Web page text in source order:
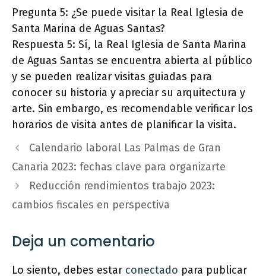
Pregunta 5: ¿Se puede visitar la Real Iglesia de
Santa Marina de Aguas Santas?
Respuesta 5: Sí, la Real Iglesia de Santa Marina
de Aguas Santas se encuentra abierta al público
y se pueden realizar visitas guiadas para
conocer su historia y apreciar su arquitectura y
arte. Sin embargo, es recomendable verificar los
horarios de visita antes de planificar la visita.
Calendario laboral Las Palmas de Gran
Canaria 2023: fechas clave para organizarte
Reducción rendimientos trabajo 2023:
cambios fiscales en perspectiva
Deja un comentario
Lo siento, debes estar conectado para publicar